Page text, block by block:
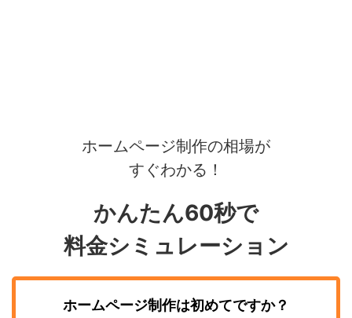
ホームページ制作の相場が
すぐわかる！
かんたん60秒で
料金シミュレーション
ホームページ制作は初めてですか？